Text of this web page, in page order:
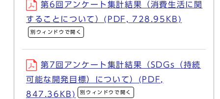
第6回アンケート集計結果（消費生活に関
することについて）(PDF, 728.95KB)
別ウィンドウで開く
第7回アンケート集計結果（SDGs（持続
可能な開発目標）について）(PDF,
847.36KB)
別ウィンドウで開く